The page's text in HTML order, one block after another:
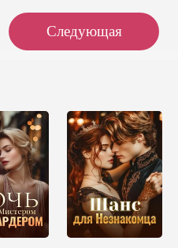
ьце. Большой, чуть
Следующая